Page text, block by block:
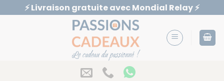
Passer
au
⚡️ Livraison gratuite avec Mondial Relay ⚡️